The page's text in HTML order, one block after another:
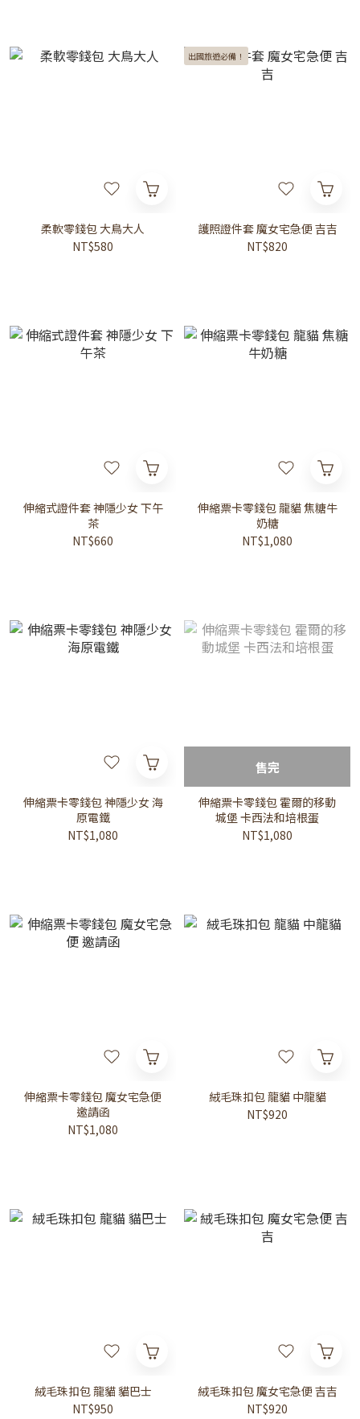
柔軟零錢包 大鳥大人
NT$580
出國旅遊必備！
護照證件套 魔女宅急便 吉吉
NT$820
伸縮式證件套 神隱少女 下午
茶
NT$660
伸縮票卡零錢包 龍貓 焦糖牛
奶糖
NT$1,080
伸縮票卡零錢包 神隱少女 海
原電鐵
NT$1,080
售完
伸縮票卡零錢包 霍爾的移動
城堡 卡西法和培根蛋
NT$1,080
伸縮票卡零錢包 魔女宅急便
邀請函
NT$1,080
絨毛珠扣包 龍貓 中龍貓
NT$920
絨毛珠扣包 龍貓 貓巴士
NT$950
絨毛珠扣包 魔女宅急便 吉吉
NT$920